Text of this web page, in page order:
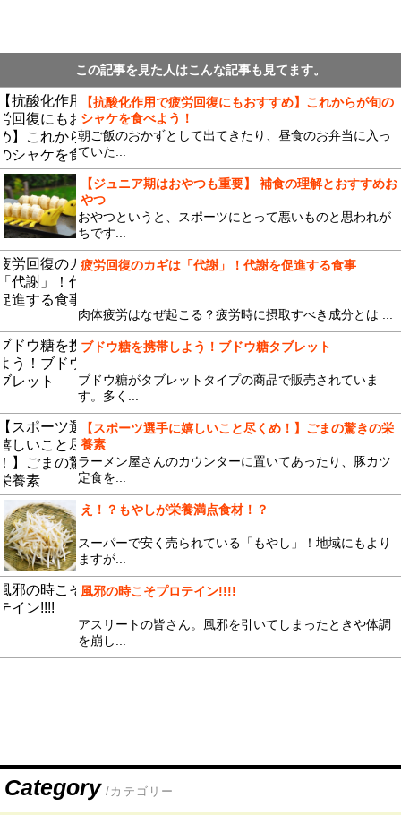
この記事を見た人はこんな記事も見てます。
【抗酸化作用で疲労回復にもおすすめ】これからが旬の
シャケを食べよう！
朝ご飯のおかずとして出てきたり、昼食のお弁当に入っ
ていた...
【ジュニア期はおやつも重要】 補食の理解とおすすめお
やつ
おやつというと、スポーツにとって悪いものと思われが
ちです...
疲労回復のカギは「代謝」！代謝を促進する食事
肉体疲労はなぜ起こる？疲労時に摂取すべき成分とは ...
ブドウ糖を携帯しよう！ブドウ糖タブレット
ブドウ糖がタブレットタイプの商品で販売されていま
す。多く...
【スポーツ選手に嬉しいこと尽くめ！】ごまの驚きの栄
養素
ラーメン屋さんのカウンターに置いてあったり、豚カツ
定食を...
え！？もやしが栄養満点食材！？
スーパーで安く売られている「もやし」！地域にもより
ますが...
風邪の時こそプロテイン!!!!
アスリートの皆さん。風邪を引いてしまったときや体調
を崩し...
Category /カテゴリー